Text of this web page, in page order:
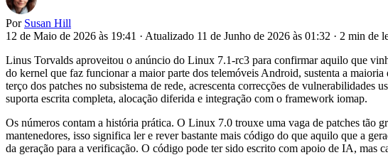
Por Susan Hill
12 de Maio de 2026 às 19:41 · Atualizado 11 de Junho de 2026 às 01:32 · 2 min de
Linus Torvalds aproveitou o anúncio do Linux 7.1-rc3 para confirmar aquilo que
do kernel que faz funcionar a maior parte dos telemóveis Android, sustenta a
terço dos patches no subsistema de rede, acrescenta correcções de
suporta escrita completa, alocação diferida e integração com o framework iomap.
Os números contam a história prática. O Linux 7.0 trouxe uma vaga de patches
mantenedores, isso significa ler e rever bastante mais código do que aquilo que a
da geração para a verificação. O código pode ter sido escrito com apoio de IA,